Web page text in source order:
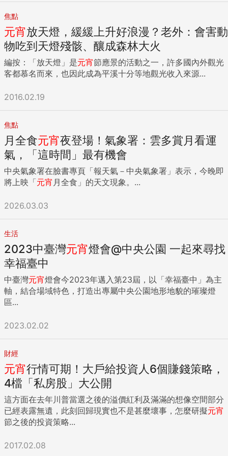
焦點
元宵放天燈，緩緩上升好浪漫？老外：會害動
物吃到天燈殘骸、釀成森林大火
編按：「放天燈」是元宵節應景的活動之一，許多國內外觀光
客都慕名而來，也因此成為平溪十分等地觀光收入來源...
2016.02.19
焦點
月全食元宵夜登場！氣象署：雲多賞月看運
氣，「這時間」最有機會
中央氣象署在臉書專頁「報天氣－中央氣象署」表示，今晚即
將上映「元宵 月全食」的天文現象。...
2026.03.03
生活
2023中臺灣元宵燈會@中央公園 一起來尋找
幸福臺中
中臺灣元宵燈會今2023年邁入第23屆，以「幸福臺中」為主
軸，結合場域特色，打造出專屬中央公園地形地貌的璀璨燈
區...
2023.02.02
財經
元宵行情可期！大戶給投資人6個賺錢策略，
4檔「私房股」大公開
這方面在去年川普當選之後的溢價紅利及滿滿的想像空間部分
已經表露無遺，此刻回歸現實也不是甚麼壞事，怎麼研擬元宵
節之後的投資策略...
2017.02.08